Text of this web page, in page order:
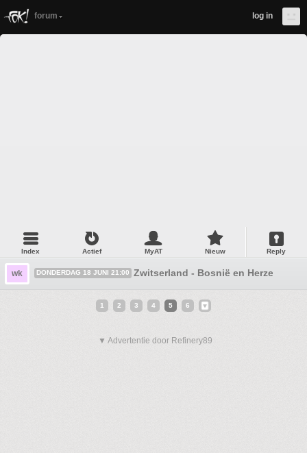
forum log in
Index Actief MyAT Nieuw Reply
wk DONDERDAG 18 JUNI 21:00 Zwitserland - Bosnië en Herzegovina
1 2 3 4 5 6
▼ Advertentie door Refinery89